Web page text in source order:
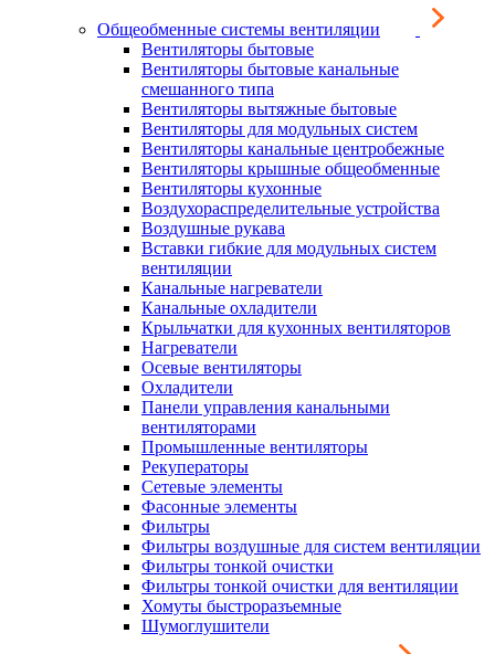
Общеобменные системы вентиляции
Вентиляторы бытовые
Вентиляторы бытовые канальные
смешанного типа
Вентиляторы вытяжные бытовые
Вентиляторы для модульных систем
Вентиляторы канальные центробежные
Вентиляторы крышные общеобменные
Вентиляторы кухонные
Воздухораспределительные устройства
Воздушные рукава
Вставки гибкие для модульных систем
вентиляции
Канальные нагреватели
Канальные охладители
Крыльчатки для кухонных вентиляторов
Нагреватели
Осевые вентиляторы
Охладители
Панели управления канальными
вентиляторами
Промышленные вентиляторы
Рекуператоры
Сетевые элементы
Фасонные элементы
Фильтры
Фильтры воздушные для систем вентиляции
Фильтры тонкой очистки
Фильтры тонкой очистки для вентиляции
Хомуты быстроразъемные
Шумоглушители